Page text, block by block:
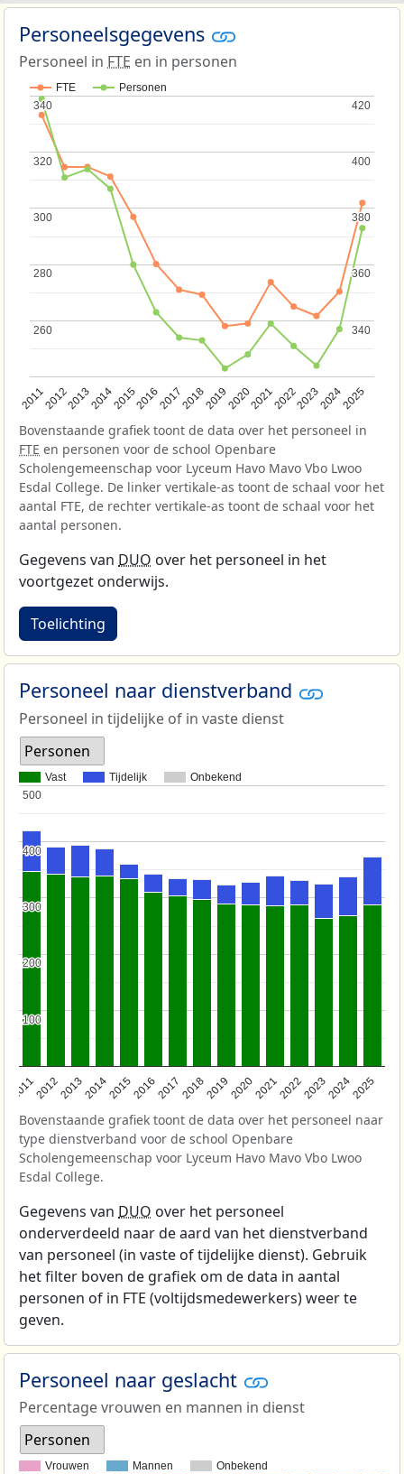
Personeelsgegevens
Personeel in FTE en in personen
FTE Personen
201120122013201420152016201720182019202020212022202320242025
260
260
280
280
300
300
320
320
340
340
340
340
360
360
380
380
400
400
420
420
Bovenstaande grafiek toont de data over het personeel in
FTE en personen voor de school Openbare
Scholengemeenschap voor Lyceum Havo Mavo Vbo Lwoo
Esdal College. De linker vertikale-as toont de schaal voor het
aantal FTE, de rechter vertikale-as toont de schaal voor het
aantal personen.
Gegevens van DUO over het personeel in het
voortgezet onderwijs.
Toelichting
Personeel naar dienstverband
Personeel in tijdelijke of in vaste dienst
Personen
Vast Tijdelijk Onbekend
201120122013201420152016201720182019202020212022202320242025
100
100
200
200
300
300
400
400
500
500
Bovenstaande grafiek toont de data over het personeel naar
type dienstverband voor de school Openbare
Scholengemeenschap voor Lyceum Havo Mavo Vbo Lwoo
Esdal College.
Gegevens van DUO over het personeel
onderverdeeld naar de aard van het dienstverband
van personeel (in vaste of tijdelijke dienst). Gebruik
het filter boven de grafiek om de data in aantal
personen of in FTE (voltijdsmedewerkers) weer te
geven.
Personeel naar geslacht
Percentage vrouwen en mannen in dienst
Personen
Vrouwen Mannen Onbekend